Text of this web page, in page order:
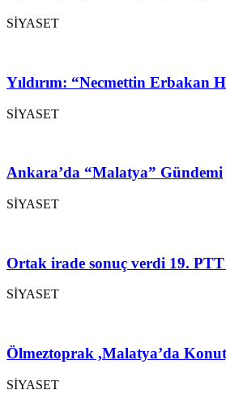
SİYASET
Yıldırım: “Necmettin Erbakan
SİYASET
Ankara’da “Malatya” Gündemi
SİYASET
Ortak irade sonuç verdi 19.
SİYASET
Ölmeztoprak ,Malatya’da
SİYASET